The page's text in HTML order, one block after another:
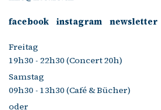
facebook instagram newsletter
Freitag
19h30 - 22h30 (Concert 20h)
Samstag
09h30 - 13h30 (Café & Bücher)
oder